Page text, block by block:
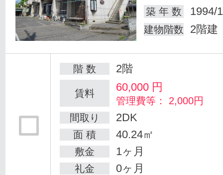
築 年 数
1994/
建物階数 2階建
階 数 2階
賃料 60,000 円
管理費等： 2,000円
間取り
2DK
面 積 40.24㎡
敷金 1ヶ月
礼金 0ヶ月